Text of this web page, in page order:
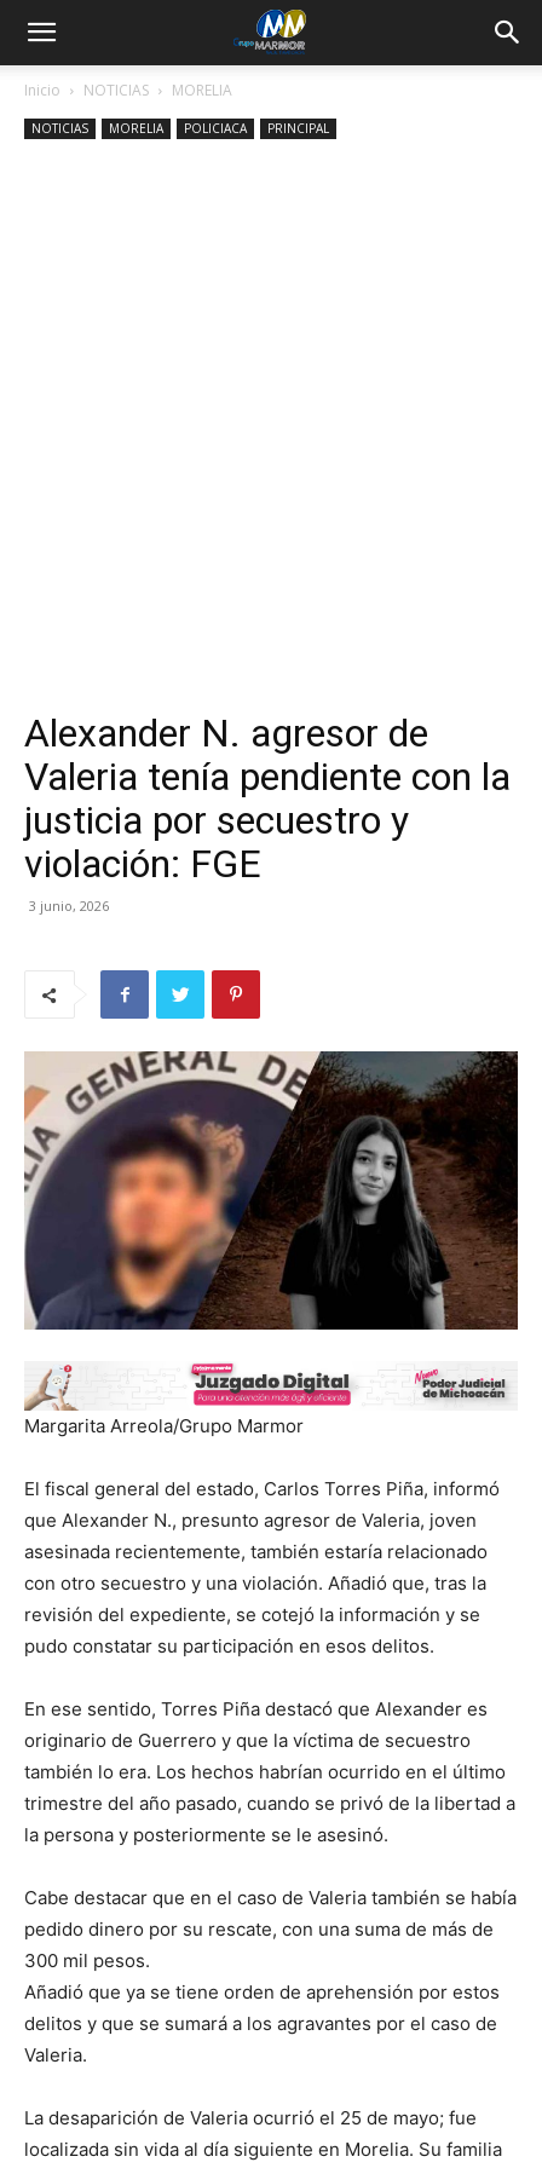
Inicio NOTICIAS MORELIA
NOTICIAS MORELIA POLICIACA PRINCIPAL
Alexander N. agresor de
Valeria tenía pendiente con la
justicia por secuestro y
violación: FGE
3 junio, 2026
Margarita Arreola/Grupo Marmor
El fiscal general del estado, Carlos Torres Piña, informó
que Alexander N., presunto agresor de Valeria, joven
asesinada recientemente, también estaría relacionado
con otro secuestro y una violación. Añadió que, tras la
revisión del expediente, se cotejó la información y se
pudo constatar su participación en esos delitos.
En ese sentido, Torres Piña destacó que Alexander es
originario de Guerrero y que la víctima de secuestro
también lo era. Los hechos habrían ocurrido en el último
trimestre del año pasado, cuando se privó de la libertad a
la persona y posteriormente se le asesinó.
Cabe destacar que en el caso de Valeria también se había
pedido dinero por su rescate, con una suma de más de
300 mil pesos.
Añadió que ya se tiene orden de aprehensión por estos
delitos y que se sumará a los agravantes por el caso de
Valeria.
La desaparición de Valeria ocurrió el 25 de mayo; fue
localizada sin vida al día siguiente en Morelia. Su familia